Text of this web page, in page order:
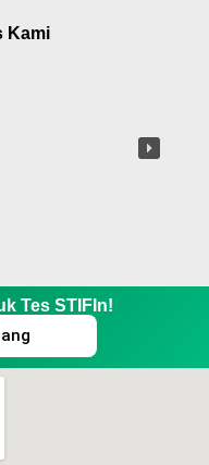
Kami
Tes STIFIn!